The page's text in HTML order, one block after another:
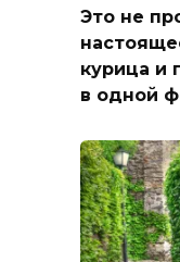
Это не
курица и
в одной